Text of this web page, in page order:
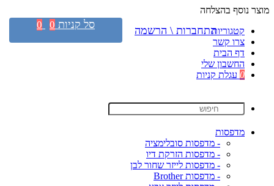
מוצר נוסף בהצלחה
קטגוריות
צרו קשר
דף הבית
החשבון שלי
0 עגלת קניות
מדפסות
- מדפסות סובלימציה
- מדפסות הזרקת דיו
- מדפסות לייזר שחור לבן
- מדפסות Brother
התחברות \ הרשמה סל קניות 0
0